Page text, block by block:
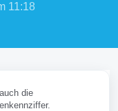
11:18
die